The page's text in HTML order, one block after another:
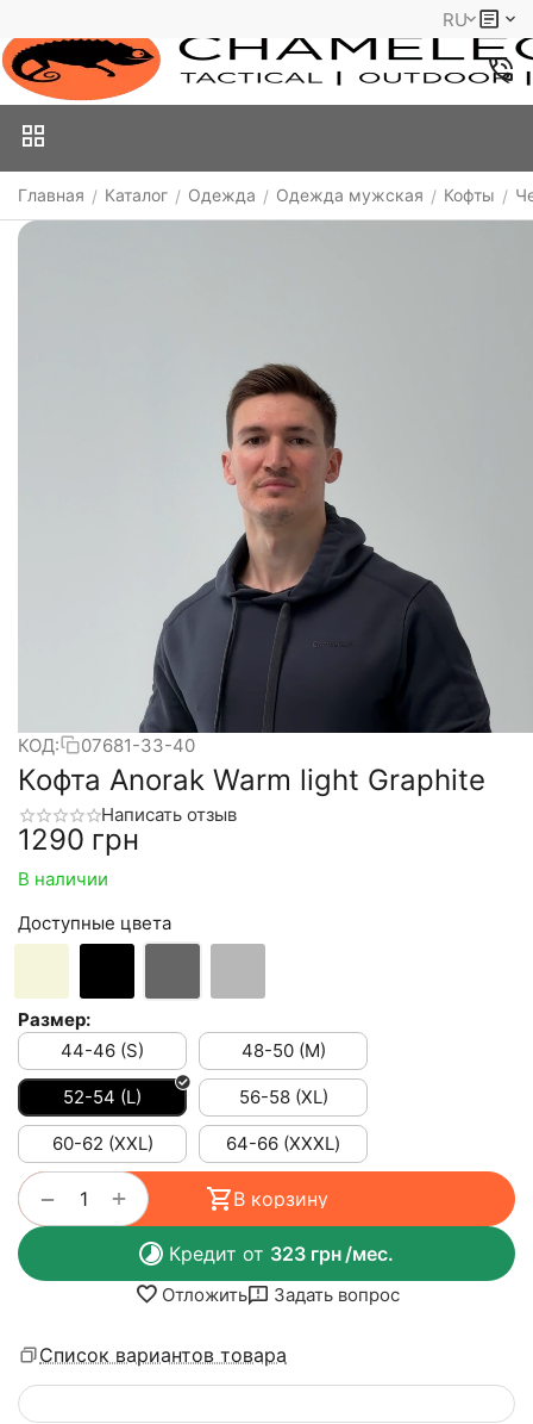
RU
Главная / Каталог / Одежда / Одежда мужская / Кофты /
КОД: 07681-33-40
Кофта Anorak Warm light Graphite
Написать отзыв
‍1290‍ грн
В наличии
Доступные цвета
Размер:
44-46 (S)
48-50 (M)
52-54 (L) 56-58 (XL)
60-62 (XXL) 64-66 (ХХХL)
+
− В корзину
Кредит от 323 грн/мес.
Отложить Задать вопрос
Список вариантов товара